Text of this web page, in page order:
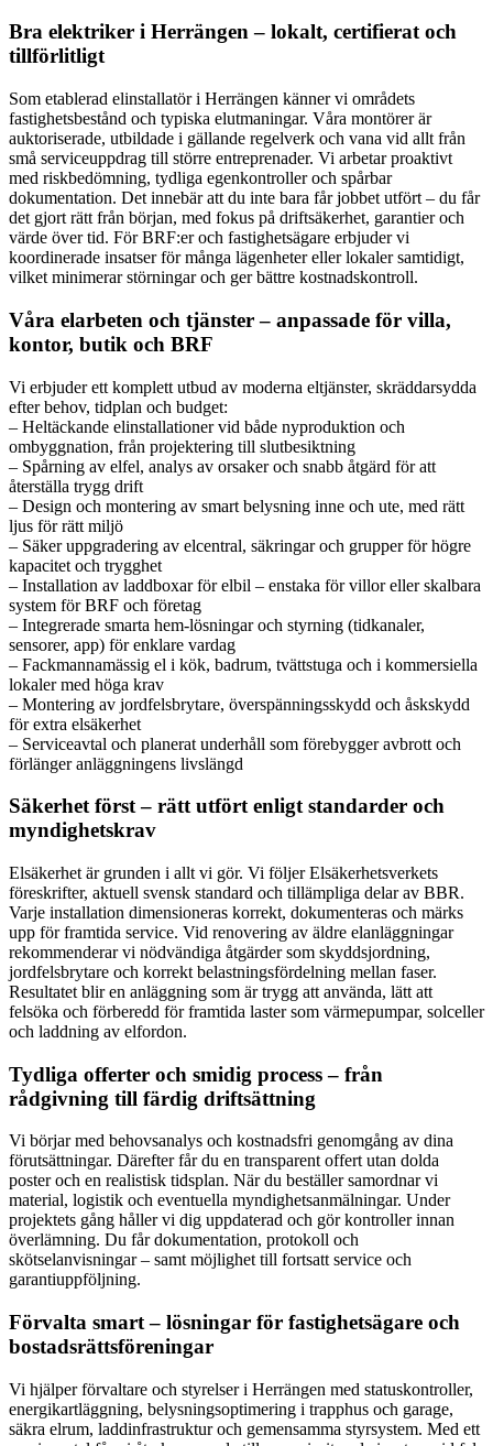
Bra elektriker i Herrängen – lokalt, certifierat och
tillförlitligt
Som etablerad elinstallatör i Herrängen känner vi områdets
fastighetsbestånd och typiska elutmaningar. Våra montörer är
auktoriserade, utbildade i gällande regelverk och vana vid allt från
små serviceuppdrag till större entreprenader. Vi arbetar proaktivt
med riskbedömning, tydliga egenkontroller och spårbar
dokumentation. Det innebär att du inte bara får jobbet utfört – du får
det gjort rätt från början, med fokus på driftsäkerhet, garantier och
värde över tid. För BRF:er och fastighetsägare erbjuder vi
koordinerade insatser för många lägenheter eller lokaler samtidigt,
vilket minimerar störningar och ger bättre kostnadskontroll.
Våra elarbeten och tjänster – anpassade för villa,
kontor, butik och BRF
Vi erbjuder ett komplett utbud av moderna eltjänster, skräddarsydda
efter behov, tidplan och budget:
– Heltäckande elinstallationer vid både nyproduktion och
ombyggnation, från projektering till slutbesiktning
– Spårning av elfel, analys av orsaker och snabb åtgärd för att
återställa trygg drift
– Design och montering av smart belysning inne och ute, med rätt
ljus för rätt miljö
– Säker uppgradering av elcentral, säkringar och grupper för högre
kapacitet och trygghet
– Installation av laddboxar för elbil – enstaka för villor eller skalbara
system för BRF och företag
– Integrerade smarta hem-lösningar och styrning (tidkanaler,
sensorer, app) för enklare vardag
– Fackmannamässig el i kök, badrum, tvättstuga och i kommersiella
lokaler med höga krav
– Montering av jordfelsbrytare, överspänningsskydd och åskskydd
för extra elsäkerhet
– Serviceavtal och planerat underhåll som förebygger avbrott och
förlänger anläggningens livslängd
Säkerhet först – rätt utfört enligt standarder och
myndighetskrav
Elsäkerhet är grunden i allt vi gör. Vi följer Elsäkerhetsverkets
föreskrifter, aktuell svensk standard och tillämpliga delar av BBR.
Varje installation dimensioneras korrekt, dokumenteras och märks
upp för framtida service. Vid renovering av äldre elanläggningar
rekommenderar vi nödvändiga åtgärder som skyddsjordning,
jordfelsbrytare och korrekt belastningsfördelning mellan faser.
Resultatet blir en anläggning som är trygg att använda, lätt att
felsöka och förberedd för framtida laster som värmepumpar, solceller
och laddning av elfordon.
Tydliga offerter och smidig process – från
rådgivning till färdig driftsättning
Vi börjar med behovsanalys och kostnadsfri genomgång av dina
förutsättningar. Därefter får du en transparent offert utan dolda
poster och en realistisk tidsplan. När du beställer samordnar vi
material, logistik och eventuella myndighetsanmälningar. Under
projektets gång håller vi dig uppdaterad och gör kontroller innan
överlämning. Du får dokumentation, protokoll och
skötselanvisningar – samt möjlighet till fortsatt service och
garantiuppföljning.
Förvalta smart – lösningar för fastighetsägare och
bostadsrättsföreningar
Vi hjälper förvaltare och styrelser i Herrängen med statuskontroller,
energikartläggning, belysningsoptimering i trapphus och garage,
säkra elrum, laddinfrastruktur och gemensamma styrsystem. Med ett